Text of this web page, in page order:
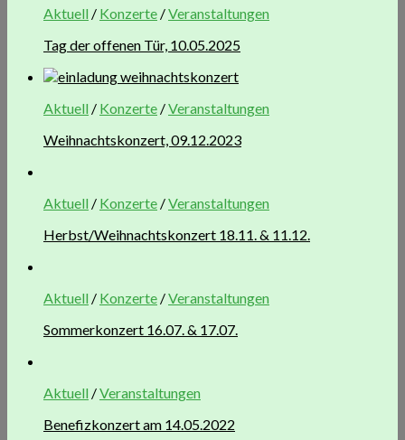
Aktuell / Konzerte /Veranstaltungen
Tag der offenen Tür, 10.05.2025
Aktuell / Konzerte /Veranstaltungen
Weihnachtskonzert, 09.12.2023
Aktuell / Konzerte /Veranstaltungen
Herbst/Weihnachtskonzert 18.11. & 11.12.
Aktuell / Konzerte /Veranstaltungen
Sommerkonzert 16.07. & 17.07.
Aktuell /Veranstaltungen
Benefizkonzert am 14.05.2022